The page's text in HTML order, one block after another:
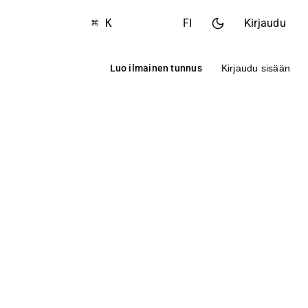
⌘ K FI Kirjaudu
Luo ilmainen tunnus Kirjaudu sisään